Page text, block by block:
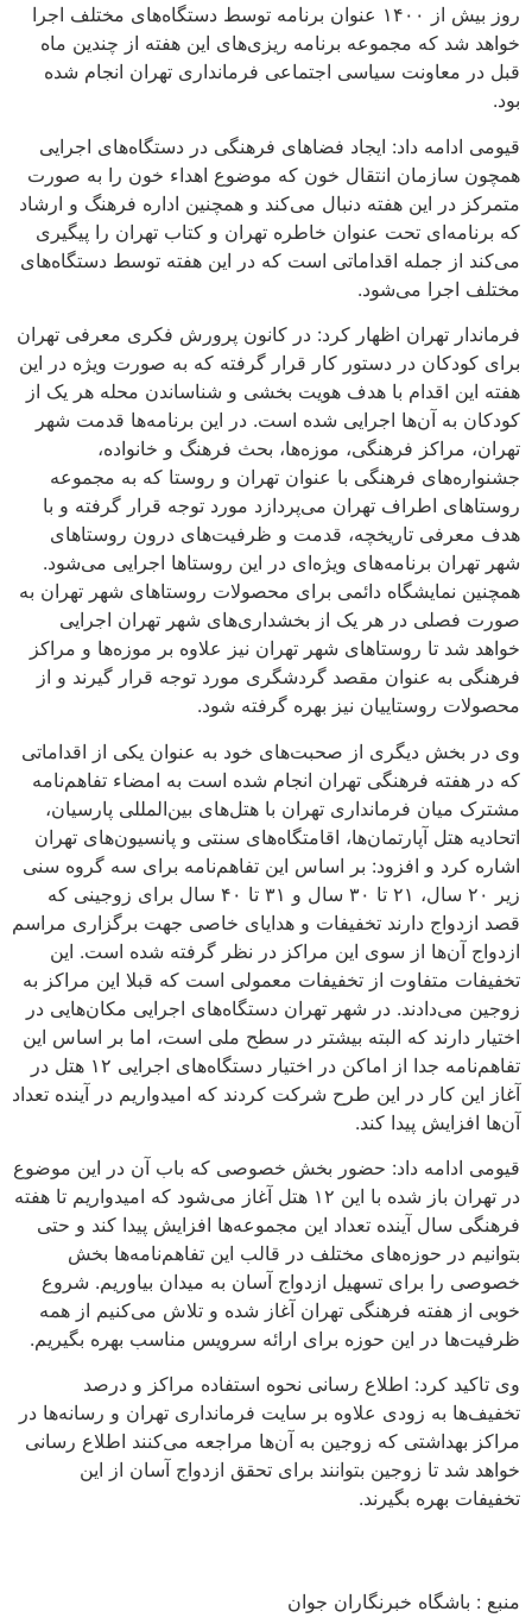
روز بیش از ۱۴۰۰ عنوان برنامه توسط دستگاه‌های مختلف اجرا
خواهد شد که مجموعه برنامه ریزی‌های این هفته از چندین ماه
قبل در معاونت سیاسی اجتماعی فرمانداری تهران انجام شده
بود.
قیومی ادامه داد: ایجاد فضا‌های فرهنگی در دستگاه‌های اجرایی
همچون سازمان انتقال خون که موضوع اهداء خون را به صورت
متمرکز در این هفته دنبال می‌کند و همچنین اداره فرهنگ و ارشاد
که برنامه‌ای تحت عنوان خاطره تهران و کتاب تهران را پیگیری
می‌کند از جمله اقداماتی است که در این هفته توسط دستگاه‌های
مختلف اجرا می‌شود.
فرماندار تهران اظهار کرد: در کانون پرورش فکری معرفی تهران
برای کودکان در دستور کار قرار گرفته که به صورت ویژه در این
هفته این اقدام با هدف هویت بخشی و شناساندن محله هر یک از
کودکان به آن‌ها اجرایی شده است. در این برنامه‌ها قدمت شهر
تهران، مراکز فرهنگی، موزه‌ها، بحث فرهنگ و خانواده،
جشنواره‌های فرهنگی با عنوان تهران و روستا که به مجموعه
روستا‌های اطراف تهران می‌پردازد مورد توجه قرار گرفته و با
هدف معرفی تاریخچه، قدمت و ظرفیت‌های درون روستا‌های
شهر تهران برنامه‌های ویژه‌ای در این روستا‌ها اجرایی می‌شود.
همچنین نمایشگاه دائمی برای محصولات روستا‌های شهر تهران به
صورت فصلی در هر یک از بخشداری‌های شهر تهران اجرایی
خواهد شد تا روستا‌های شهر تهران نیز علاوه بر موزه‌ها و مراکز
فرهنگی به عنوان مقصد گردشگری مورد توجه قرار گیرند و از
محصولات روستاییان نیز بهره گرفته شود.
وی در بخش دیگری از صحبت‌های خود به عنوان یکی از اقداماتی
که در هفته فرهنگی تهران انجام شده است به امضاء تفاهم‌نامه
مشترک میان فرمانداری تهران با هتل‌های بین‌المللی پارسیان،
اتحادیه هتل آپارتمان‌ها، اقامتگاه‌های سنتی و پانسیون‌های تهران
اشاره کرد و افزود: بر اساس این تفاهم‌نامه برای سه گروه سنی
زیر ۲۰ سال، ۲۱ تا ۳۰ سال و ۳۱ تا ۴۰ سال برای زوجینی که
قصد ازدواج دارند تخفیفات و هدایای خاصی جهت برگزاری مراسم
ازدواج آن‌ها از سوی این مراکز در نظر گرفته شده است. این
تخفیفات متفاوت از تخفیفات معمولی است که قبلا این مراکز به
زوجین می‌دادند. در شهر تهران دستگاه‌های اجرایی مکان‌هایی در
اختیار دارند که البته بیشتر در سطح ملی است، اما بر اساس این
تفاهم‌نامه جدا از اماکن در اختیار دستگاه‌های اجرایی ۱۲ هتل در
آغاز این کار در این طرح شرکت کردند که امیدواریم در آینده تعداد
آن‌ها افزایش پیدا کند.
قیومی ادامه داد: حضور بخش خصوصی که باب آن در این موضوع
در تهران باز شده با این ۱۲ هتل آغاز می‌شود که امیدواریم تا هفته
فرهنگی سال آینده تعداد این مجموعه‌ها افزایش پیدا کند و حتی
بتوانیم در حوزه‌های مختلف در قالب این تفاهم‌نامه‌ها بخش
خصوصی را برای تسهیل ازدواج آسان به میدان بیاوریم. شروع
خوبی از هفته فرهنگی تهران آغاز شده و تلاش می‌کنیم از همه
ظرفیت‌ها در این حوزه برای ارائه سرویس مناسب بهره بگیریم.
وی تاکید کرد: اطلاع رسانی نحوه استفاده مراکز و درصد
تخفیف‌ها به زودی علاوه بر سایت فرمانداری تهران و رسانه‌ها در
مراکز بهداشتی که زوجین به آن‌ها مراجعه می‌کنند اطلاع رسانی
خواهد شد تا زوجین بتوانند برای تحقق ازدواج آسان از این
تخفیفات بهره بگیرند.
منبع : باشگاه خبرنگاران جوان